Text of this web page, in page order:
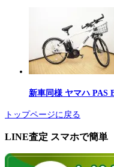
新車同様 ヤマハ PAS
トップページに戻る
LINE査定 スマホで簡単